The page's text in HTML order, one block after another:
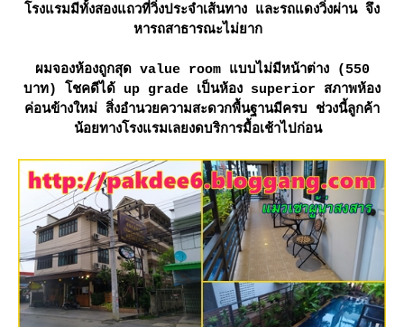
รงแรมมีทั้งสองแถวที่วิ่งประจำเส้นทาง และรถแดงวิ่งผ่าน จึง
หารถสาธารณะไม่ยาก
ผมจองห้องถูกสุด value room แบบไม่มีหน้าต่าง (550
บาท) โชคดีได้ up grade เป็นห้อง superior สภาพห้อง
ค่อนข้างใหม่ สิ่งอำนวยความสะดวกพื้นฐานมีครบ ช่วงนี้ลูกค้า
น้อยทางโรงแรมเลยงดบริการมื้อเช้าไปก่อน